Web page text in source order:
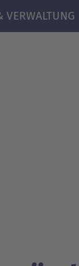
VERWALTUNG